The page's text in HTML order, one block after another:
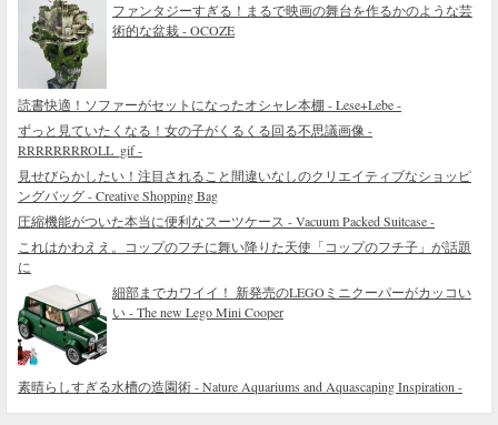
ファンタジーすぎる！まるで映画の舞台を作るかのような芸
術的な盆栽 - OCOZE
読書快適！ソファーがセットになったオシャレ本棚 - Lese+Lebe -
ずっと見ていたくなる！女の子がくるくる回る不思議画像 -
RRRRRRRROLL_gif -
見せびらかしたい！注目されること間違いなしのクリエイティブなショッピ
ングバッグ - Creative Shopping Bag
圧縮機能がついた本当に便利なスーツケース - Vacuum Packed Suitcase -
これはかわええ。コップのフチに舞い降りた天使「コップのフチ子」が話題
に
細部までカワイイ！ 新発売のLEGOミニクーパーがカッコい
い - The new Lego Mini Cooper
素晴らしすぎる水槽の造園術 - Nature Aquariums and Aquascaping Inspiration -